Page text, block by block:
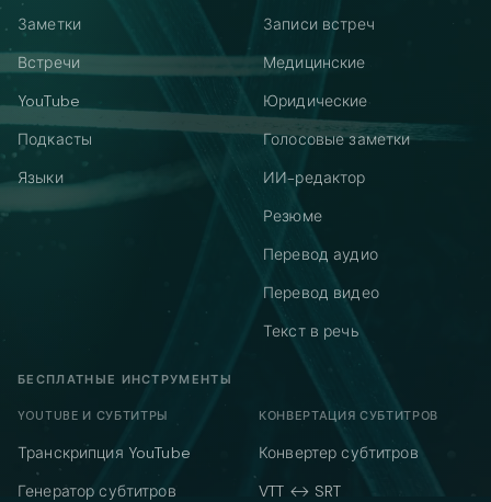
Заметки
Встречи
YouTube
Подкасты
Языки
Записи встреч
Медицинские
Юридические
Голосовые заметки
ИИ-редактор
Резюме
Перевод аудио
Перевод видео
Текст в речь
БЕСПЛАТНЫЕ ИНСТРУМЕНТЫ
YOUTUBE И СУБТИТРЫ
Транскрипция YouTube
Генератор субтитров
КОНВЕРТАЦИЯ СУБТИТРОВ
Конвертер субтитров
VTT ↔ SRT